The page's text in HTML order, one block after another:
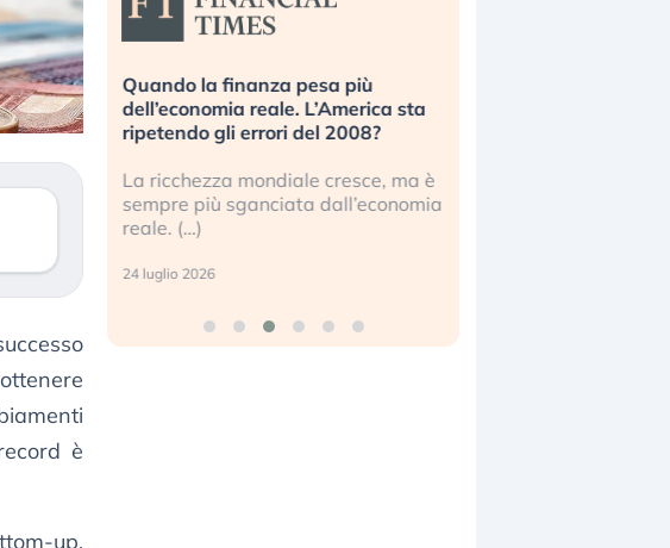
è
up,
(…)
Quando la finanza pesa più
dell’economia reale. L’America sta
ripetendo gli errori del 2008?
La ricchezza mondiale cresce, ma è
sempre più sganciata dall’economia
reale. (…)
24 luglio 2026